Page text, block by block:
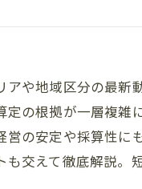
アや地域区分の最新
定の根拠が一層複雑
営の安定や採算性に
も交えて徹底解説。